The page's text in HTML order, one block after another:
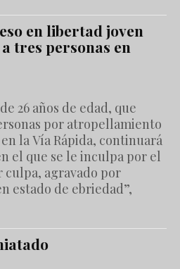
en libertad joven
tres personas en
26 años de edad, que
por atropellamiento
la Vía Rápida, continuará
el que se le inculpa por el
agravado por
estado de ebriedad”,